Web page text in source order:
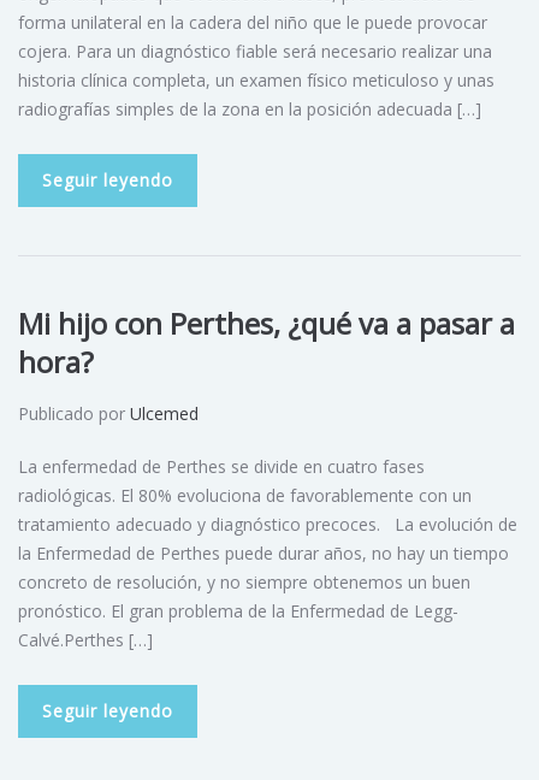
forma unilateral en la cadera del niño que le puede provocar
cojera. Para un diagnóstico fiable será necesario realizar una
historia clínica completa, un examen físico meticuloso y unas
radiografías simples de la zona en la posición adecuada […]
Seguir leyendo
Mi hijo con Perthes, ¿qué va a pasar a
hora?
Publicado por Ulcemed
La enfermedad de Perthes se divide en cuatro fases
radiológicas. El 80% evoluciona de favorablemente con un
tratamiento adecuado y diagnóstico precoces. La evolución de
la Enfermedad de Perthes puede durar años, no hay un tiempo
concreto de resolución, y no siempre obtenemos un buen
pronóstico. El gran problema de la Enfermedad de Legg-
Calvé.Perthes […]
Seguir leyendo